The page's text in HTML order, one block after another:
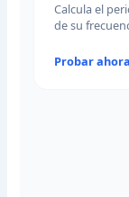
Calcula el
de su
Probar ahora